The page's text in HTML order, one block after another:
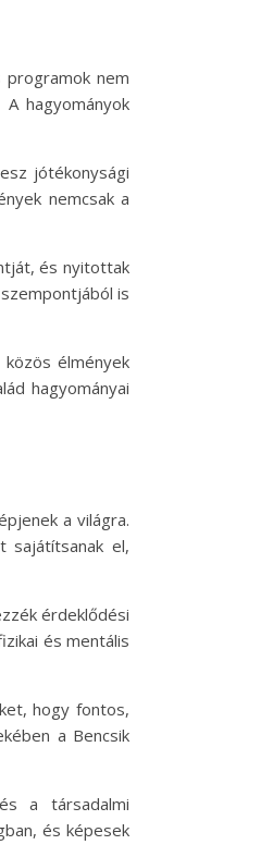
programok nem
hagyományok
jótékonysági
nemcsak a
és nyitottak
is
közös élmények
hagyományai
a világra.
sajátítsanak el,
érdeklődési
és mentális
hogy fontos,
a Bencsik
a társadalmi
és képesek